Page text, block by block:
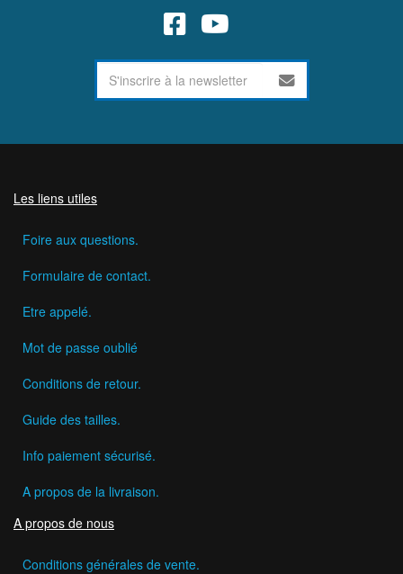
Les liens utiles
Foire aux questions.
Formulaire de contact.
Etre appelé.
Mot de passe oublié
Conditions de retour.
Guide des tailles.
Info paiement sécurisé.
A propos de la livraison.
A propos de nous
Conditions générales de vente.